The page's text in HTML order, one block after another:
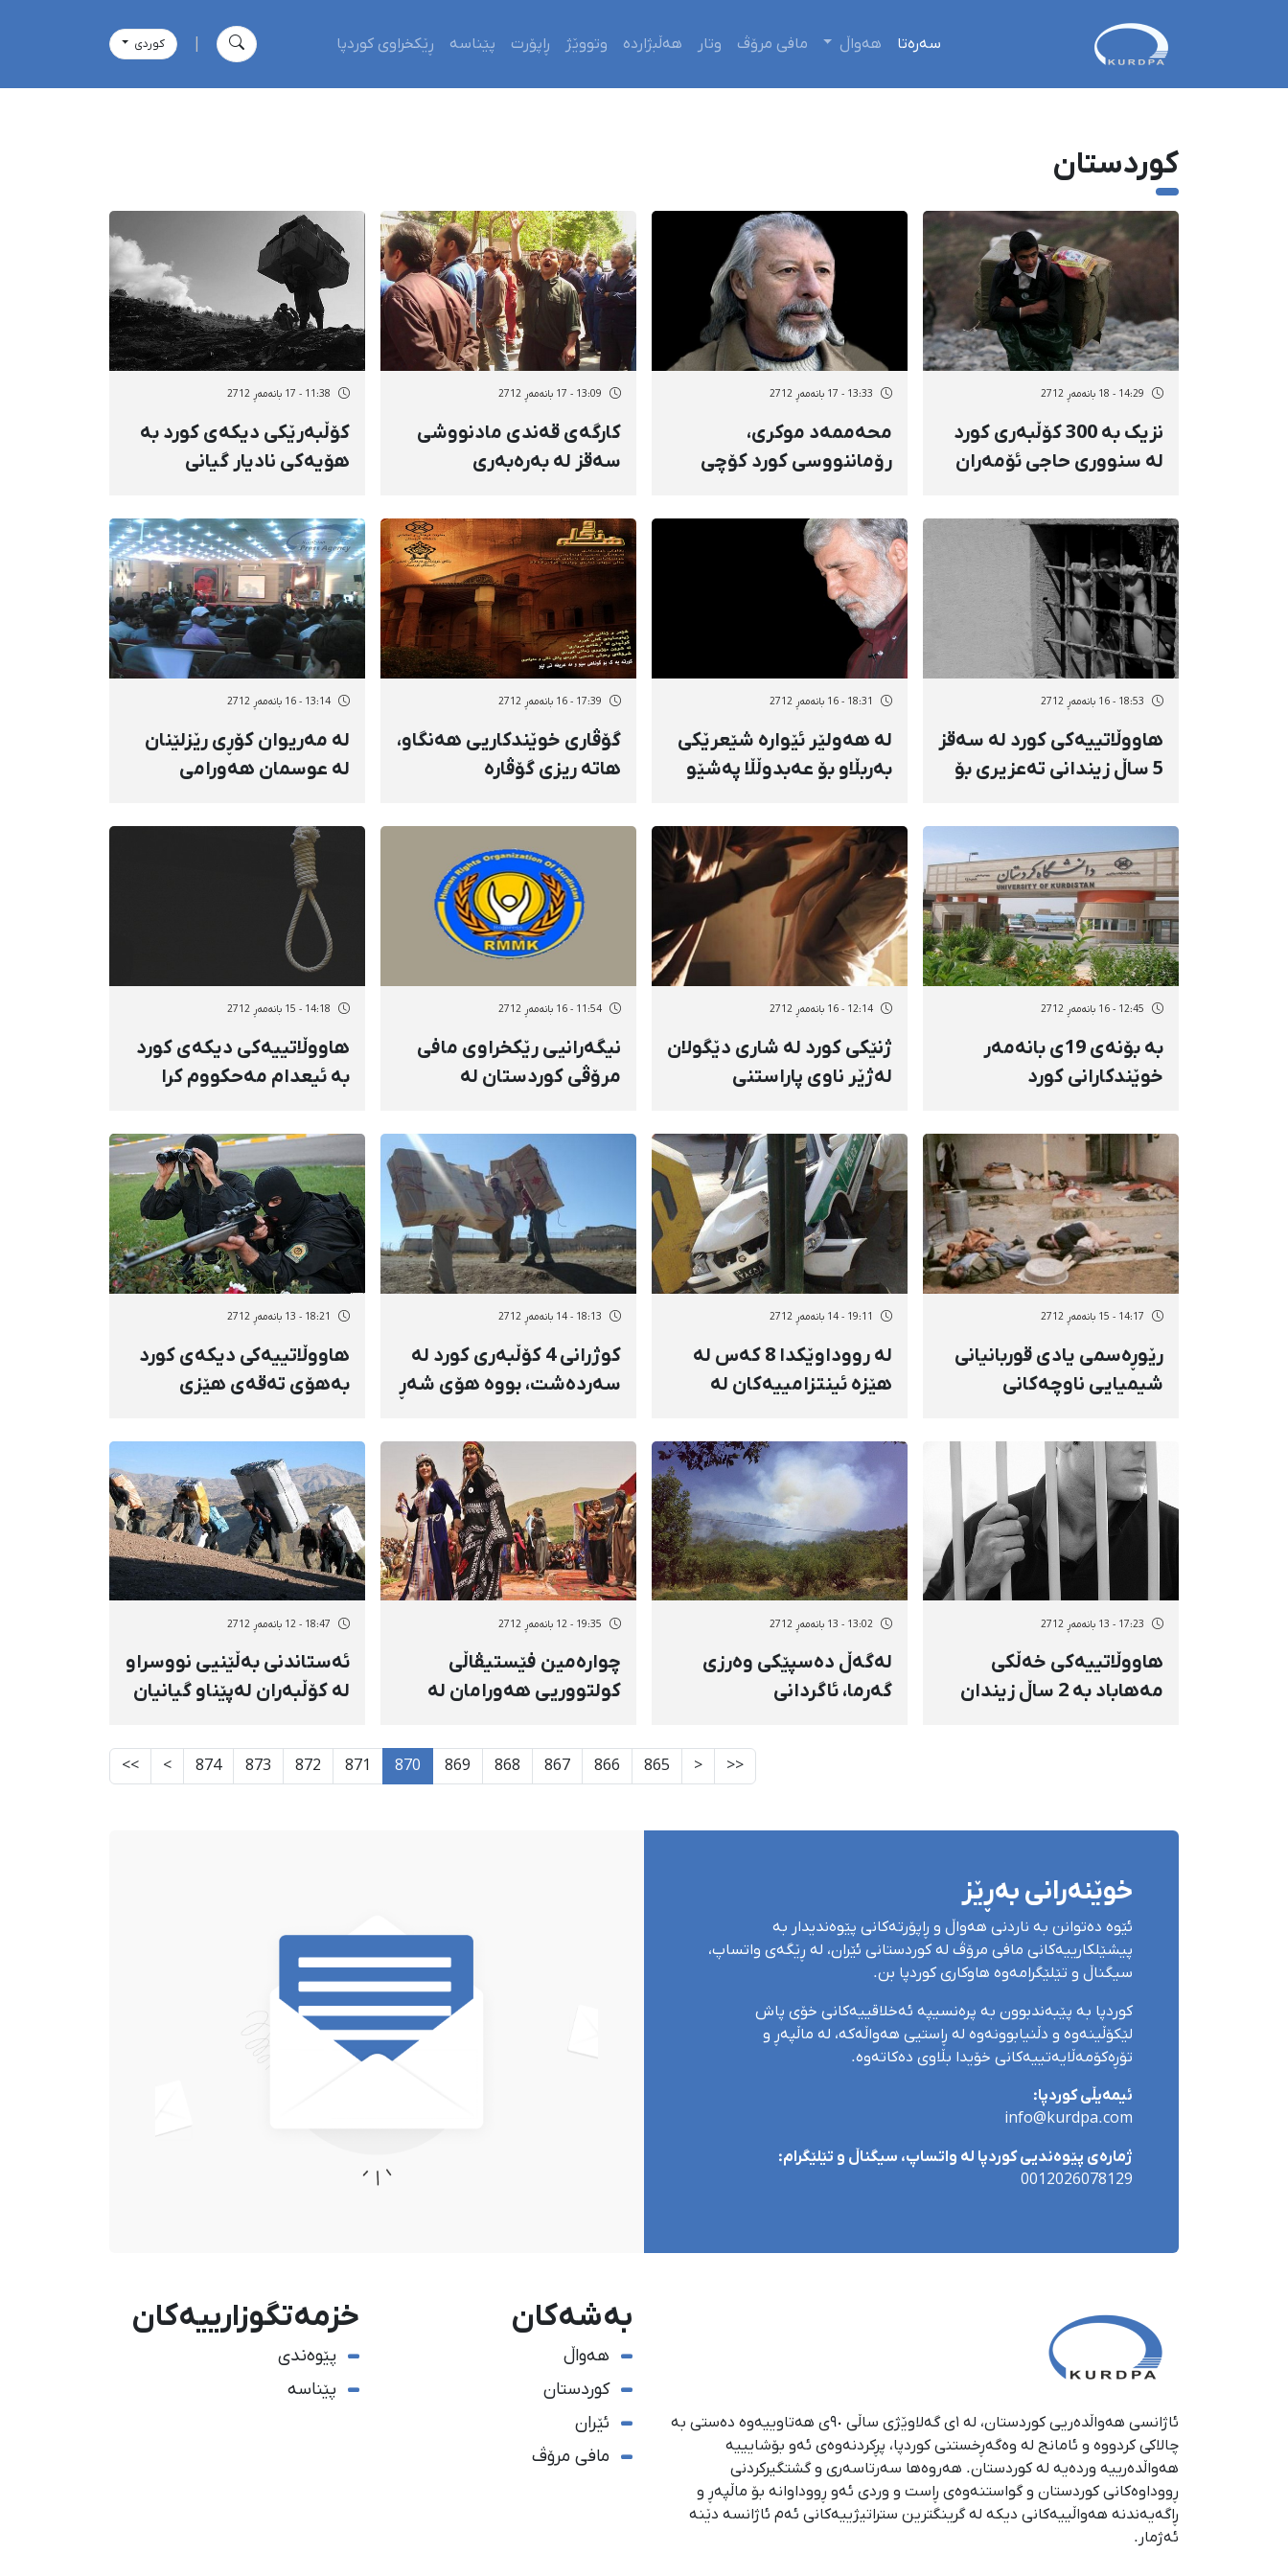
سەرەتا هەواڵ مافی مرۆڤ وتار هەڵبژاردە وتووێژ ڕاپۆرت پێناسە ڕێکخراوی کوردپا كوردی
کوردستان
14:29 - 18 بانەمەڕ 2712
نزیک بە 300 كۆڵبەری كورد
لە سنووری حاجی ئۆمەران
13:33 - 17 بانەمەڕ 2712
محەممەد موكری،
رۆماننووسی كورد كۆچی
13:09 - 17 بانەمەڕ 2712
كارگەی قەندی مادنووشی
سەقز لە بەرەبەری
كران
11:38 - 17 بانەمەڕ 2712
كۆڵبەرێكی دیكەی كورد بە
هۆیەكی نادیار گیانی
18:53 - 16 بانەمەڕ 2712
هاووڵاتییەكی كورد لە سەقز
5 ساڵ زیندانی تەعزیری بۆ
18:31 - 16 بانەمەڕ 2712
لە هەولێر ئێوارە شێعرێكی
بەربڵاو بۆ عەبدوڵڵا پەشێو
17:39 - 16 بانەمەڕ 2712
گۆڤاری خوێندكاریی هەنگاو،
هاتە ریزی گۆڤارە
13:14 - 16 بانەمەڕ 2712
لە مەریوان كۆڕی رێزلێنان
لە عوسمان هەورامی
12:45 - 16 بانەمەڕ 2712
بە بۆنەی 19ی بانەمەر
خوێندكارانی كورد
كردەوە
12:14 - 16 بانەمەڕ 2712
ژنێكی كورد لە شاری دێگولان
لەژێر ناوی پاراستنی
11:54 - 16 بانەمەڕ 2712
نیگەرانیی رێكخراوی مافی
مرۆڤی كوردستان لە
كوردی مەحكووم بە ئیعدام
14:18 - 15 بانەمەڕ 2712
هاووڵاتییەكی دیكەی كورد
بە ئیعدام مەحكووم كرا
14:17 - 15 بانەمەڕ 2712
رێوڕەسمی یادی قوربانیانی
شیمیایی ناوچەكانی
هەمەدان بەڕێوە چوو
19:11 - 14 بانەمەڕ 2712
لە رووداوێكدا 8 كەس لە
هێزە ئینتزامییەكان لە
18:13 - 14 بانەمەڕ 2712
كوژرانی 4 كۆڵبەری كورد لە
سەردەشت، بووە هۆی شەڕ
ئینتزامییەكانی حكوومەت
18:21 - 13 بانەمەڕ 2712
هاووڵاتییەکی دیكەی كورد
بەهۆی تەقەی هێزی
17:23 - 13 بانەمەڕ 2712
هاووڵاتییەكی خەڵكی
مەهاباد بە 2 ساڵ زیندان
13:02 - 13 بانەمەڕ 2712
لەگەڵ دەسپێكی وەرزی
گەرما، ئاگردانی
19:35 - 12 بانەمەڕ 2712
چوارەمین فێستیڤاڵی
كولتووریی هەورامان لە
چوو
18:47 - 12 بانەمەڕ 2712
ئەستاندنی بەڵێنیی نووسراو
لە كۆڵبەران لەپێناو گیانیان
<<
<
865
866
867
868
869
870
871
872
873
874
>
>>
خوێنەرانی بەڕێز
ئێوە دەتوانن بە ناردنی هەواڵ و ڕاپۆرتەکانی پێوەندیدار بە
پیشێلکارییەکانی مافی مرۆڤ لە کوردستانی ئێران، لە ڕێگەی واتساپ،
سیگناڵ و تێلێگرامەوە هاوکاری کوردپا بن.
کوردپا بە پێبەندبوون بە پرەنسیپە ئەخلاقییەکانی خۆی پاش
لێکۆڵینەوە و دڵنیابوونەوە لە ڕاستیی هەواڵەکە، لە ماڵپەڕ و
تۆڕەکۆمەڵایەتییەکانی خۆیدا بڵاوی دەکاتەوە.
ئیمەیڵی کوردپا:
info@kurdpa.com
ژمارەی پێوەندیی کوردپا لە واتساپ، سیگناڵ و تێلێگرام:
0012026078129
ئاژانسی هەواڵدەریی کوردستان، لە ١ی گەلاوێژی ساڵی ٩٠ی هەتاوییەوە دەستی بە
چالاکی کردووە و ئامانج لە وەگەڕخستنی كوردپا، پڕكردنەوەی ئەو بۆشایییە
هەواڵدەرییە وردەیە لە كوردستان. هەروەها سەرتاسەری و گشتگیركردنی
ڕووداوەكانی كوردستان و گواستنەوەی ڕاست و وردی ئەو ڕووداوانە بۆ ماڵپەڕ و
ڕاگەیەندنە هەواڵییەكانی دیكە لە گرینگترین ستراتیژییەكانی ئەم ئاژانسە دێنە
ئەژمار.
بەشەکان
هەواڵ
کوردستان
ئێران
مافی مرۆڤ
خزمەتگوزارییەکان
پێوەندی
پێناسە